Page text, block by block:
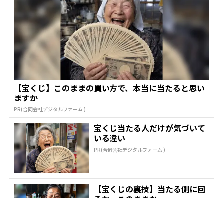
【宝くじ】このままの買い方で、本当に当たると思い
ますか
PR(合同会社デジタルファーム )
宝くじ当たる人だけが気づいて
いる違い
PR(合同会社デジタルファーム )
【宝くじの裏技】当たる側に回